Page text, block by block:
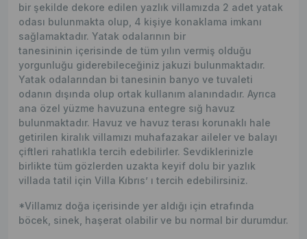
bir şekilde dekore edilen yazlık villamızda 2 adet yatak
odası bulunmakta olup, 4 kişiye konaklama imkanı
sağlamaktadır. Yatak odalarının bir
tanesininin içerisinde de tüm yılın vermiş olduğu
yorgunluğu giderebileceğiniz jakuzi bulunmaktadır.
Yatak odalarından bi tanesinin banyo ve tuvaleti
odanın dışında olup ortak kullanım alanındadır. Ayrıca
ana özel yüzme havuzuna entegre sığ havuz
bulunmaktadır. Havuz ve havuz terası korunaklı hale
getirilen kiralık villamızı muhafazakar aileler ve balayı
çiftleri rahatlıkla tercih edebilirler. Sevdiklerinizle
birlikte tüm gözlerden uzakta keyif dolu bir yazlık
villada tatil için Villa Kıbrıs’ ı tercih edebilirsiniz.
*Villamız doğa içerisinde yer aldığı için etrafında
böcek, sinek, haşerat olabilir ve bu normal bir durumdur.